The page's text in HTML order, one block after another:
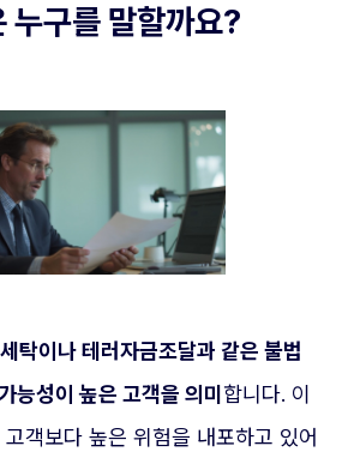
누구를 말할까요?
탁이나 테러자금조달과 같은 불법
능성이 높은 고객을 의미 합니다. 이
객보다 높은 위험을 내포하고 있어